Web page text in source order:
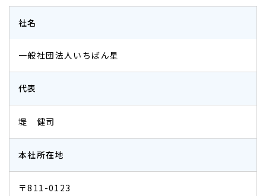
社名
一般社団法人いちばん星
代表
堤 健司
本社所在地
〒811-0123